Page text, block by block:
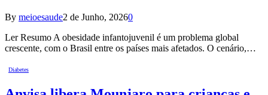
By meioesaude2 de Junho, 20260
Ler Resumo A obesidade infantojuvenil é um problema global
crescente, com o Brasil entre os países mais afetados. O cenário,…
Diabetes